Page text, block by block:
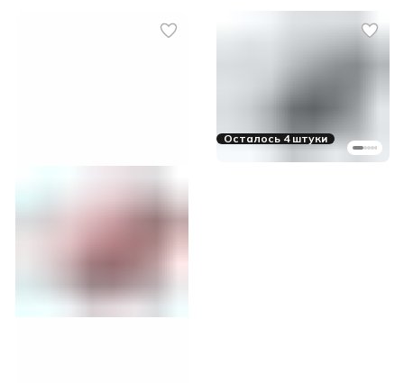
Осталось 4 штуки